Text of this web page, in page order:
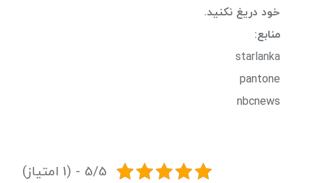
خود دریغ نکنید.
منابع:
starlanka
pantone
nbcnews
5/5 - (1 امتیاز)